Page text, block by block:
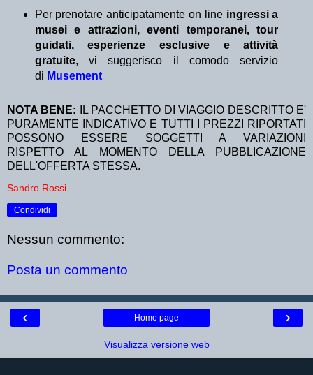
Per prenotare anticipatamente on line ingressi a
musei e attrazioni, eventi temporanei, tour
guidati, esperienze esclusive e attività
gratuite, vi suggerisco il comodo servizio
di Musement
NOTA BENE:
IL PACCHETTO DI VIAGGIO DESCRITTO E'
PURAMENTE INDICATIVO E TUTTI I PREZZI RIPORTATI
POSSONO ESSERE SOGGETTI A VARIAZIONI
RISPETTO AL MOMENTO DELLA PUBBLICAZIONE
DELL'OFFERTA STESSA.
Sandro Rossi
Condividi
Nessun commento:
Posta un commento
‹ ›
Home page
Visualizza versione web